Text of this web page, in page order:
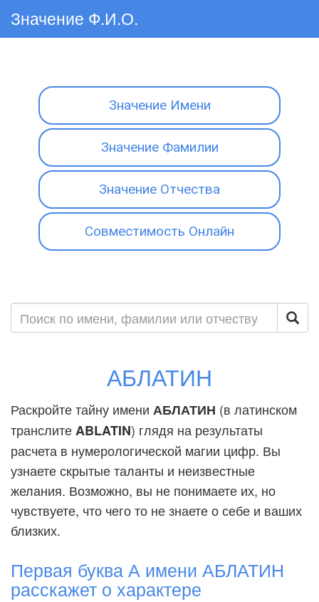
Значение Ф.И.О.
Значение Имени
Значение Фамилии
Значение Отчества
Совместимость Онлайн
АБЛАТИН
Раскройте тайну имени АБЛАТИН (в латинском
транслитеABLATIN) глядя на результаты
расчета в нумерологической магии цифр. Вы
узнаете скрытые таланты и неизвестные
желания. Возможно, вы не понимаете их, но
чувствуете, что чего то не знаете о себе и ваших
близких.
Первая буква А имени АБЛАТИН
расскажет о характере